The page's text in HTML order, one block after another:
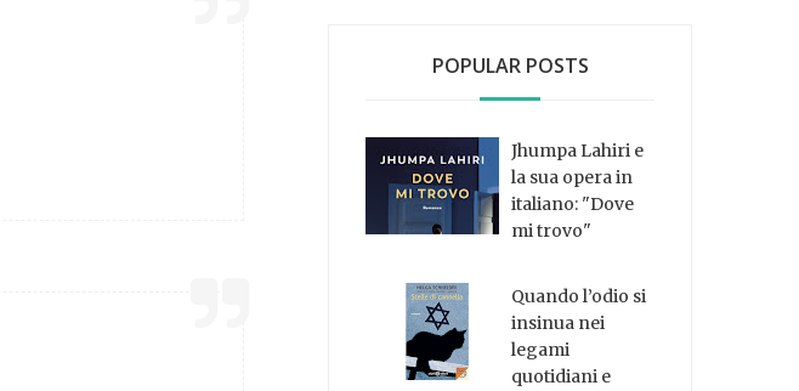
POPULAR POSTS
Jhumpa Lahiri e
la sua opera in
italiano: "Dove
mi trovo"
Quando l’odio si
insinua nei
legami
quotidiani e